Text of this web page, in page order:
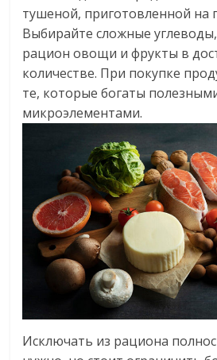
тушеной, приготовленной на
Выбирайте сложные
рацион овощи и фрукты в
количестве. При покупке
те, которые богаты
микроэлементами.
Исключать из рациона